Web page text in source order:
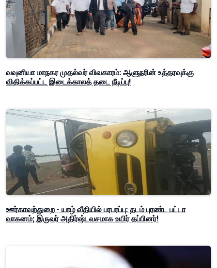
வவுனியா மாநகர முதல்வர் விவகாரம்: ஆளுநரின் உத்தரவுக்கு
விதிக்கப்பட்ட இடைக்காலத் தடை நீடிப்பு!
ஊர்காவற்துறை - யாழ் வீதியில் பரபரப்பு: தடம் புரண்ட பட்டா
வாகனம்; இருவர் அதிர்ஷ்டவசமாக உயிர் தப்பினர்!